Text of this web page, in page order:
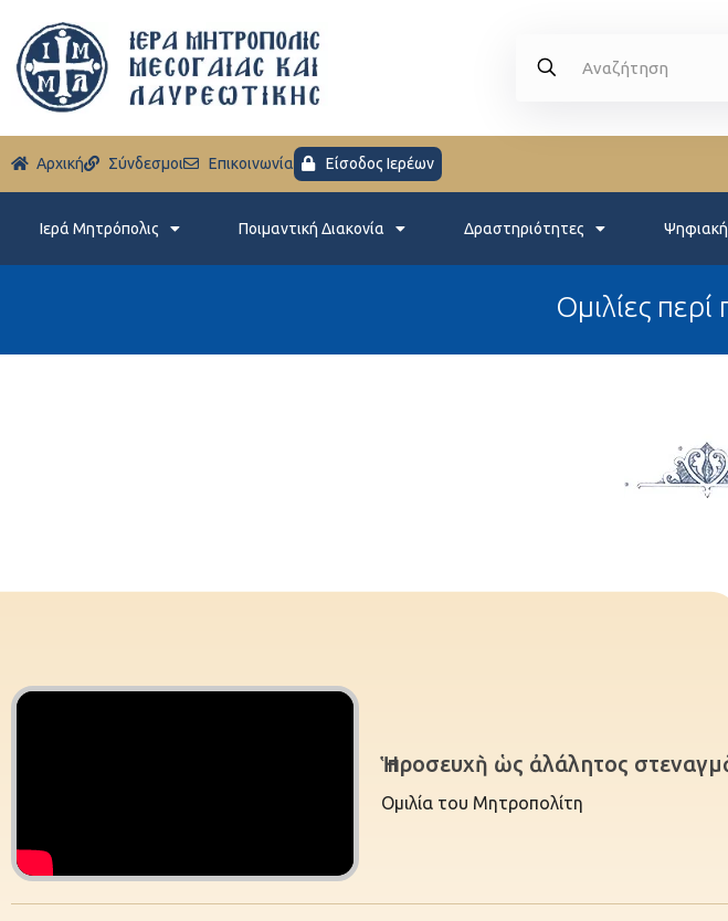
Aρχική Σύνδεσμοι Eπικοινωνία Είσοδος Ιερέων
Ιερά Μητρόπολις Ποιμαντική Διακονία Δραστηριότητες Ψηφιακή
Ομιλίες
Ἡ προσευχὴ ὡς ἀλάλητος
Ομιλία του Μητροπολίτη